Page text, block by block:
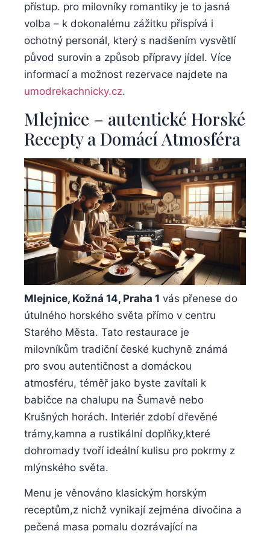
přístup. ‌pro milovníky romantiky je ​to jasná
volba – k dokonalému zážitku přispívá i
ochotný personál, který s nadšením vysvětlí
původ surovin⁢ a způsob přípravy jídel. Více
informací a možnost rezervace najdete na
umodrekachnicky.cz.
Mlejnice – ⁣autentické Horské
Recepty​ a Domácí Atmosféra
Mlejnice, Kožná 14,‍ Praha 1 ⁤vás přenese do
útulného horského světa přímo v centru
‌Starého Města. Tato⁢ restaurace je
⁣milovníkům tradiční české ⁣kuchyně známá
pro svou autentičnost⁤ a domáckou⁢
atmosféru, téměř jako⁢ byste zavítali⁤ k
babičce na chalupu na Šumavě⁢ nebo
Krušných horách. Interiér zdobí dřevěné
trámy,kamna a rustikální doplňky,které
dohromady tvoří ideální kulisu ‍pro pokrmy z‌
mlýnského světa.
Menu je věnováno ‍klasickým​ horským
⁣receptům,z nichž vynikají zejména divočina a
pečená masa pomalu dozrávající ⁣na​